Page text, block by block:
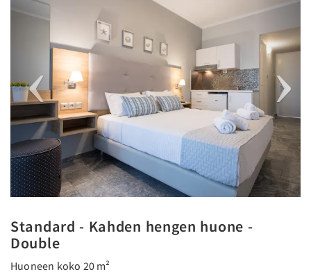
Standard - Kahden hengen huone -
Double
Huoneen koko 20 m²